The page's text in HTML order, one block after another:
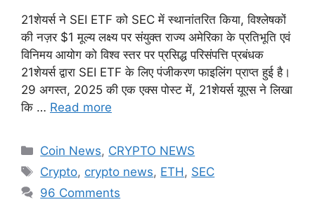
21शेयर्स ने SEI ETF को SEC में स्थानांतरित किया, विश्लेषकों
की नज़र $1 मूल्य लक्ष्य पर संयुक्त राज्य अमेरिका के प्रतिभूति एवं
विनिमय आयोग को विश्व स्तर पर प्रसिद्ध परिसंपत्ति प्रबंधक
21शेयर्स द्वारा SEI ETF के लिए पंजीकरण फाइलिंग प्राप्त हुई है।
29 अगस्त, 2025 की एक एक्स पोस्ट में, 21शेयर्स यूएस ने लिखा
कि … Read more
Categories
Coin News, CRYPTO NEWS
Tags
Crypto, crypto news, ETH , SEC
96 Comments